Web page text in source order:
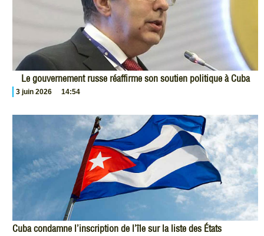
Le gouvernement russe réaffirme son soutien politique à Cuba
3 juin 2026 14:54
Cuba condamne l’inscription de l’île sur la liste des États